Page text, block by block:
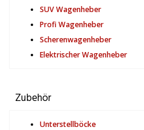
SUV Wagenheber
Profi Wagenheber
Scherenwagenheber
Elektrischer Wagenheber
Zubehör
Unterstellböcke